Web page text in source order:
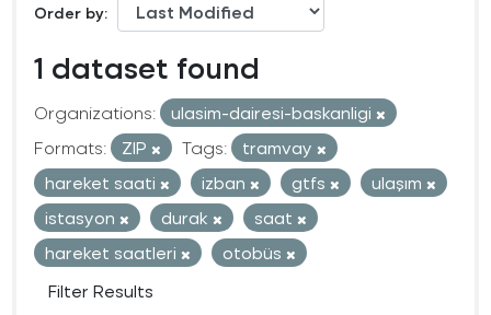
Order by
1 dataset found
Organizations:
ulasim-dairesi-baskanligi
Formats:
ZIP Tags:
tramvay
hareket saati
izban gtfs
ulaşım
istasyon
durak
saat
hareket saatleri
otobüs
Filter Results